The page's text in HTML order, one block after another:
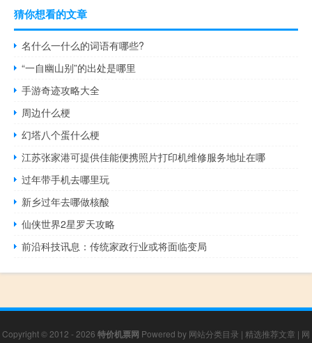
猜你想看的文章
名什么一什么的词语有哪些?
“一自幽山别”的出处是哪里
手游奇迹攻略大全
周边什么梗
幻塔八个蛋什么梗
江苏张家港可提供佳能便携照片打印机维修服务地址在哪
过年带手机去哪里玩
新乡过年去哪做核酸
仙侠世界2星罗天攻略
前沿科技讯息：传统家政行业或将面临变局
Copyright © 2012 - 2026 特价机票网 Powered by 网站分类目录 | 精选推荐文章 | 网